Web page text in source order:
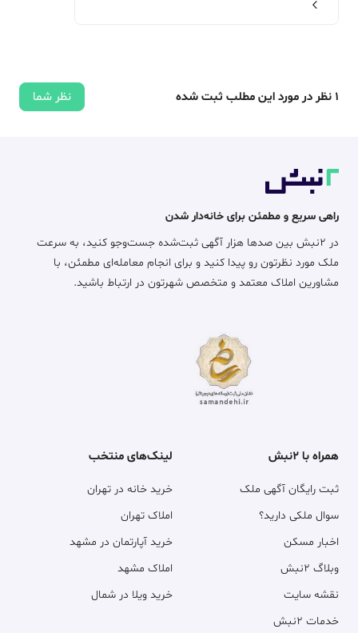
1 نظر در مورد این مطلب ثبت شده نظر شما
راهی سریع و مطمئن برای خانه‌دار شدن
در ۲نبش بین صدها هزار آگهی ثبت‌شده جست‌وجو کنید، به سرعت
ملک مورد نظرتون رو پیدا کنید و برای انجام معامله‌ای مطمئن، با
مشاورین املاک معتمد و متخصص شهرتون در ارتباط باشید.
همراه با ۲نبش
ثبت رایگان آگهی ملک
سوال ملکی دارید؟
اخبار مسکن
وبلاگ ۲نبش
نقشه سایت
خدمات ۲نبش
لینک‌های منتخب
خرید خانه در تهران
املاک تهران
خرید آپارتمان در مشهد
املاک مشهد
خرید ویلا در شمال